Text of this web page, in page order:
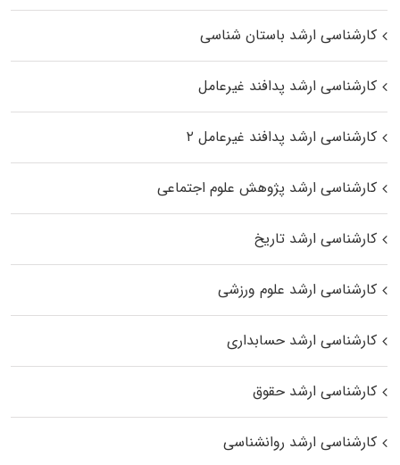
کارشناسی ارشد باستان شناسی
کارشناسی ارشد پدافند غیرعامل
کارشناسی ارشد پدافند غیرعامل ۲
کارشناسی ارشد پژوهش علوم اجتماعی
کارشناسی ارشد تاریخ
کارشناسی ارشد علوم ورزشی
کارشناسی ارشد حسابداری
کارشناسی ارشد حقوق
کارشناسی ارشد روانشناسی